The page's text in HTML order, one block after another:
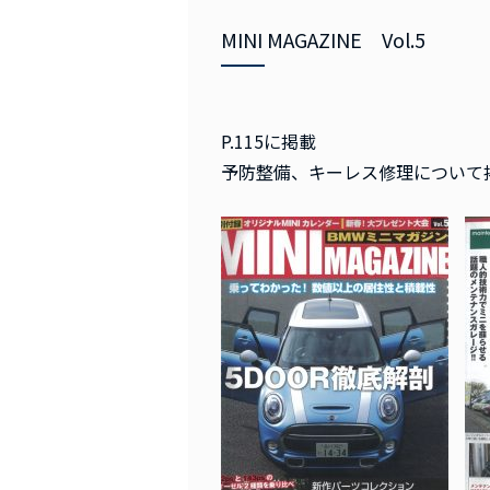
MINI MAGAZINE Vol.5
P.115に掲載
予防整備、キーレス修理について